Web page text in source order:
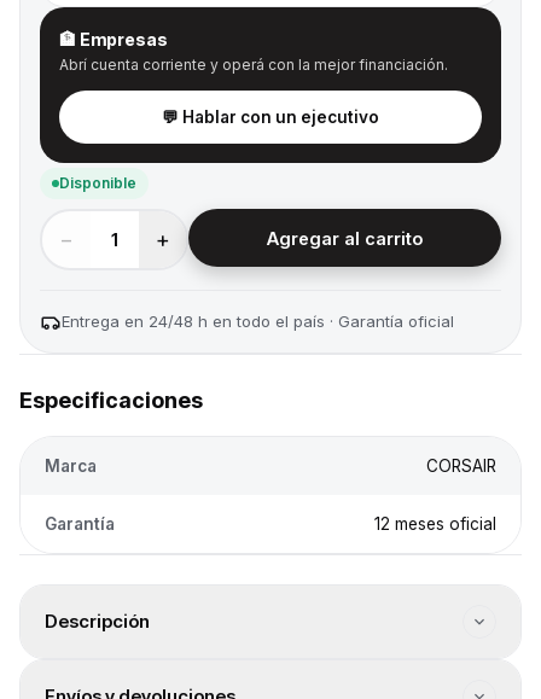
🏦 Empresas
Abrí cuenta corriente y operá con la mejor financiación.
💬 Hablar con un ejecutivo
Disponible
− 1 + Agregar al carrito
Entrega en 24/48 h en todo el país · Garantía oficial
Especificaciones
Marca CORSAIR
Garantía 12 meses oficial
Descripción